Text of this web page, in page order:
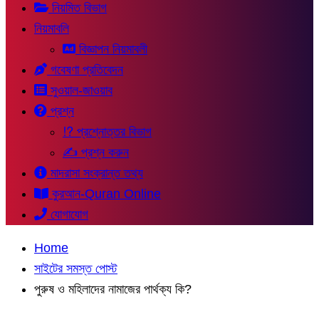
নিয়মিত বিভাগ
নিয়মাবলি
বিজ্ঞাপন নিয়মাবলী
গবেষণা প্রতিবেদন
সুওয়াল-জাওয়াব
প্রশ্ন
⁉ প্রশ্নোত্তর বিভাগ
✍ প্রশ্ন করুন
মাদরাসা সংক্রান্ত তথ্য
কুরআন-Quran Online
যোগাযোগ
Home
সাইটের সমস্ত পোস্ট
পুরুষ ও মহিলাদের নামাজের পার্থক্য কি?